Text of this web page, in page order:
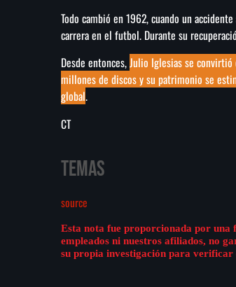
Todo cambió en 1962, cuando un
carrera en el futbol. Durante su
Desde entonces,Julio Iglesias se convirtió
millones de discos y su patrimonio se
global.
CT
Temas
source
Esta nota fue proporcionada por una
empleados ni nuestros afiliados, no
su propia investigación para verificar